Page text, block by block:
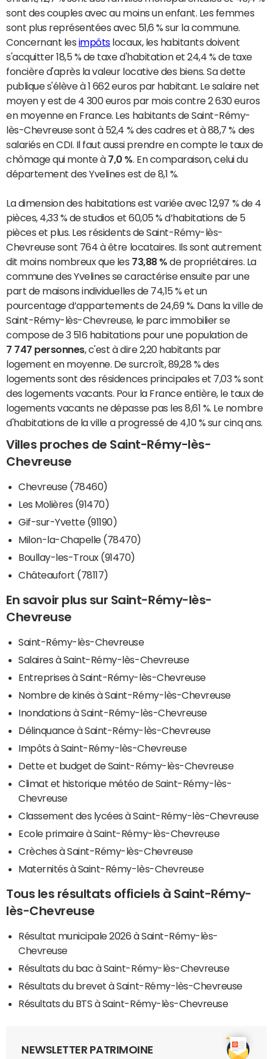
sont des couples avec au moins un enfant. Les femmes
sont plus représentées avec 51,6 % sur la commune.
Concernant les impôtslocaux, les habitants doivent
s'acquitter 18,5 % de taxe d'habitation et 24,4 % de taxe
foncière d'après la valeur locative des biens. Sa dette
publique s'élève à 1 662 euros par habitant. Le salaire net
moyen y est de 4 300 euros par mois contre 2 630 euros
en moyenne en France. Les habitants de Saint-Rémy-
lès-Chevreuse sont à 52,4 % des cadres et à 88,7 % des
salariés en CDI. Il faut aussi prendre en compte le taux de
chômage qui monte à 7,0 % . En comparaison, celui du
département des Yvelines est de 8,1 %.
La dimension des habitations est variée avec 12,97 % de 4
pièces, 4,33 % de studios et 60,05 % d’habitations de 5
pièces et plus. Les résidents de Saint-Rémy-lès-
Chevreuse sont 764 à être locataires. Ils sont autrement
dit moins nombreux que les 73,88 % de propriétaires. La
commune des Yvelines se caractérise ensuite par une
part de maisons individuelles de 74,15 % et un
pourcentage d’appartements de 24,69 %. Dans la ville de
Saint-Rémy-lès-Chevreuse, le parc immobilier se
compose de 3 516 habitations pour une population de
7 747 personnes, c'est à dire 2,20 habitants par
logement en moyenne. De surcroît, 89,28 % des
logements sont des résidences principales et 7,03 % sont
des logements vacants. Pour la France entière, le taux de
logements vacants ne dépasse pas les 8,61 %. Le nombre
d'habitations de la ville a progressé de 4,10 % sur cinq ans.
Villes proches de Saint-Rémy-lès-
Chevreuse
Chevreuse (78460)
Les Molières (91470)
Gif-sur-Yvette (91190)
Milon-la-Chapelle (78470)
Boullay-les-Troux (91470)
Châteaufort (78117)
En savoir plus sur Saint-Rémy-lès-
Chevreuse
Saint-Rémy-lès-Chevreuse
Salaires à Saint-Rémy-lès-Chevreuse
Entreprises à Saint-Rémy-lès-Chevreuse
Nombre de kinés à Saint-Rémy-lès-Chevreuse
Inondations à Saint-Rémy-lès-Chevreuse
Délinquance à Saint-Rémy-lès-Chevreuse
Impôts à Saint-Rémy-lès-Chevreuse
Dette et budget de Saint-Rémy-lès-Chevreuse
Climat et historique météo de Saint-Rémy-lès-
Chevreuse
Classement des lycées à Saint-Rémy-lès-Chevreuse
Ecole primaire à Saint-Rémy-lès-Chevreuse
Crèches à Saint-Rémy-lès-Chevreuse
Maternités à Saint-Rémy-lès-Chevreuse
Tous les résultats officiels à Saint-Rémy-
lès-Chevreuse
Résultat municipale 2026 à Saint-Rémy-lès-
Chevreuse
Résultats du bac à Saint-Rémy-lès-Chevreuse
Résultats du brevet à Saint-Rémy-lès-Chevreuse
Résultats du BTS à Saint-Rémy-lès-Chevreuse
NEWSLETTER PATRIMOINE